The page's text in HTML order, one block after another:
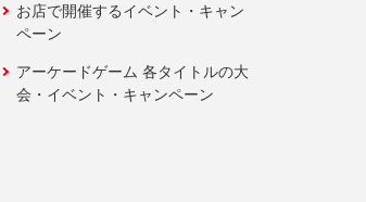
お店で開催するイベント・キャン
ペーン
アーケードゲーム 各タイトルの大
会・イベント・キャンペーン